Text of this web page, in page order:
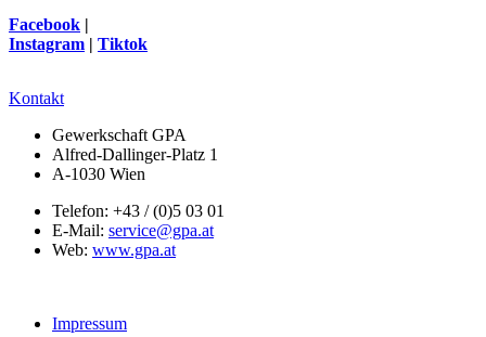
Facebook |
Instagram | Tiktok
Kontakt
Gewerkschaft GPA
Alfred-Dallinger-Platz 1
A-1030 Wien
Telefon: +43 / (0)5 03 01
E-Mail: service@gpa.at
Web: www.gpa.at
Impressum